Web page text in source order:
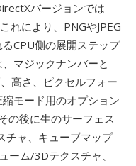
バージョンでは
れにより、PNGやJPEG
CPU側の展開ステップ
マジックナンバーと
高さ、ピクセルフォー
モード用のオプション
の後に生のサーフェス
チャ、キューブマップ
ーム/3Dテクスチャ、